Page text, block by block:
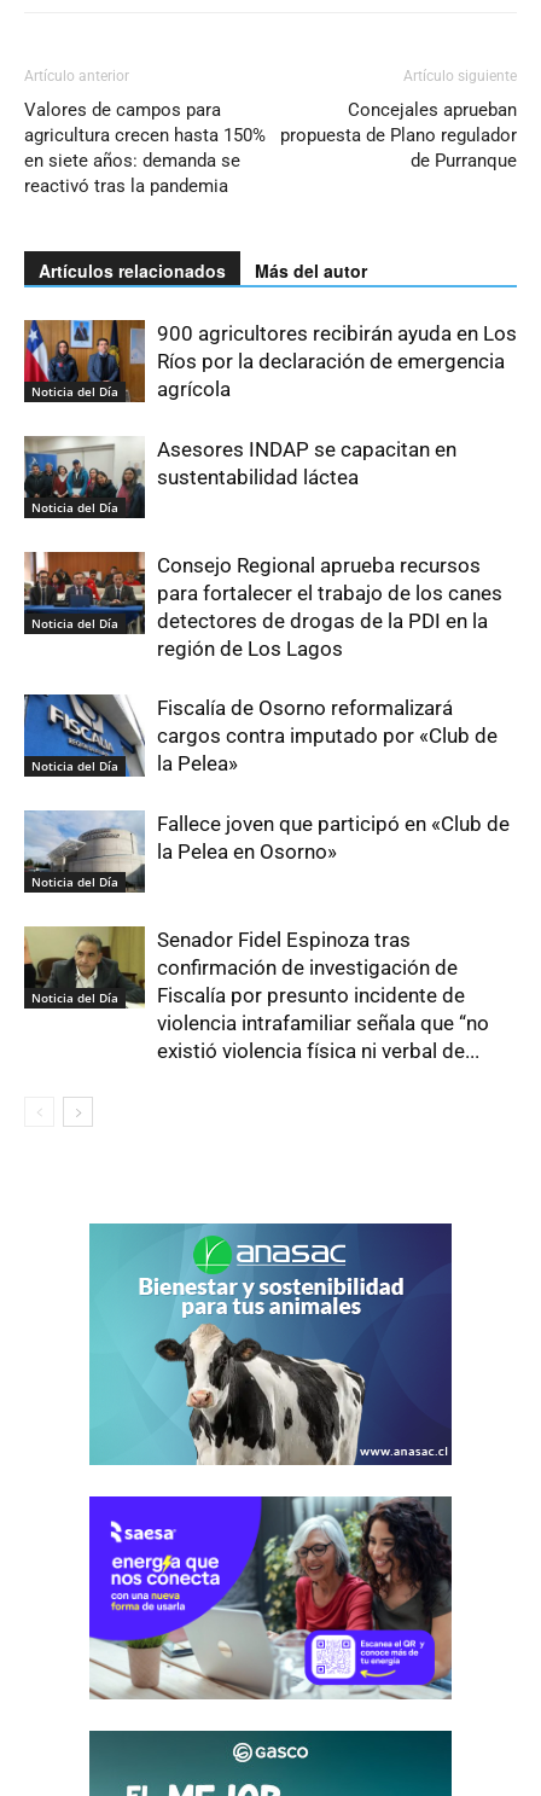
Artículo anterior
Valores de campos para
agricultura crecen hasta 150%
en siete años: demanda se
reactivó tras la pandemia
Artículo siguiente
Concejales aprueban
propuesta de Plano regulador
de Purranque
Artículos relacionados Más del autor
Noticia del Día
900 agricultores recibirán ayuda en Los
Ríos por la declaración de emergencia
agrícola
Noticia del Día
Asesores INDAP se capacitan en
sustentabilidad láctea
Noticia del Día
Consejo Regional aprueba recursos
para fortalecer el trabajo de los canes
detectores de drogas de la PDI en la
región de Los Lagos
Noticia del Día
Fiscalía de Osorno reformalizará
cargos contra imputado por «Club de
la Pelea»
Noticia del Día
Fallece joven que participó en «Club de
la Pelea en Osorno»
Noticia del Día
Senador Fidel Espinoza tras
confirmación de investigación de
Fiscalía por presunto incidente de
violencia intrafamiliar señala que “no
existió violencia física ni verbal de...